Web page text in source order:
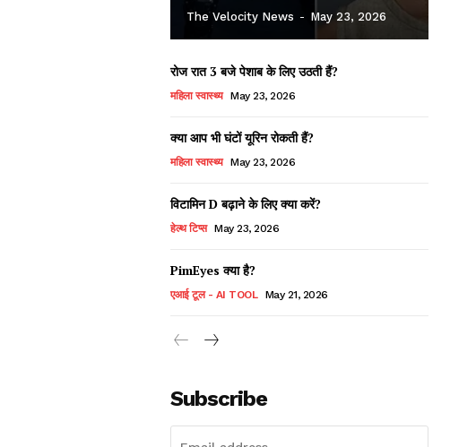
The Velocity News - May 23, 2026
रोज रात 3 बजे पेशाब के लिए उठती हैं?
महिला स्वास्थ्य May 23, 2026
क्या आप भी घंटों यूरिन रोकती हैं?
महिला स्वास्थ्य May 23, 2026
विटामिन D बढ़ाने के लिए क्या करें?
हेल्थ टिप्स May 23, 2026
PimEyes क्या है?
एआई टूल - AI TOOL May 21, 2026
Subscribe